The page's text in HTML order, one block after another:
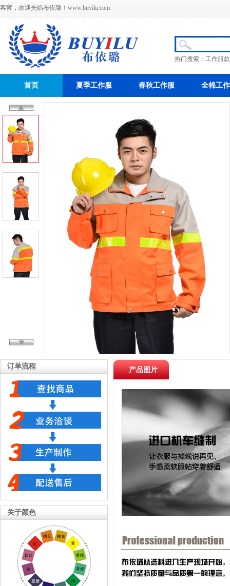
客官，欢迎光临布依璐！ www.buyilu.com
热门搜索： 工作服
首页 夏季工作服 春秋工作服 全棉工
订单流程
关于颜色
产品图片